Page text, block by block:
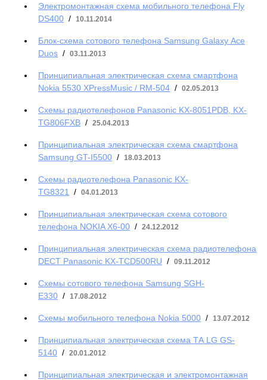
Электромонтажная схема мобильного телефона Fly
DS400 / 10.11.2014
Блок-схема сотового телефона Samsung Galaxy Асе
Duos / 03.11.2013
Принципиальная электрическая схема смартфона
Nokia 5530 XPressMusic / RM-504 / 02.05.2013
Схемы радиотелефонов Panasonic KX-8051PDB, KX-
TG806FXB / 25.04.2013
Принципиальная электрическая схема смартфона
Samsung GT-I5500 / 18.03.2013
Схемы радиотелефона Panasonic KX-
TG8321
/ 04.01.2013
Принципиальная электрическая схема сотового
телефона NOKIA Х6-00 / 24.12.2012
Принципиальная электрическая схема радиотелефона
DECT Panasonic KX-TCD500RU / 09.11.2012
Схемы сотового телефона Samsung SGH-
E330 / 17.08.2012
Схемы мобильного телефона Nokia 5000 / 13.07.2012
Принципиальная электрическая схема ТА LG GS-
5140 / 20.01.2012
Принципиальная электрическая и электромонтажная